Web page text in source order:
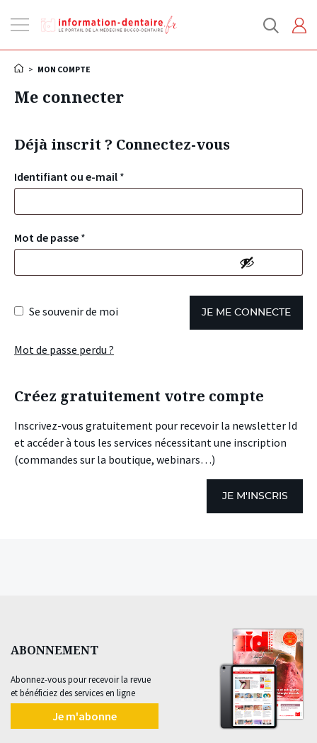
la
> MON COMPTE
Me connecter
Déjà inscrit ? Connectez-vous
Identifiant ou e-mail *
Mot de passe *
Se souvenir de moi JE ME CONNECTE
Mot de passe perdu ?
Créez gratuitement votre compte
Inscrivez-vous gratuitement pour recevoir la newsletter Id
et accéder à tous les services nécessitant une inscription
(commandes sur la boutique, webinars…)
JE M'INSCRIS
ABONNEMENT
Abonnez-vous pour recevoir la revue
et bénéficiez des services en ligne
Je m'abonne